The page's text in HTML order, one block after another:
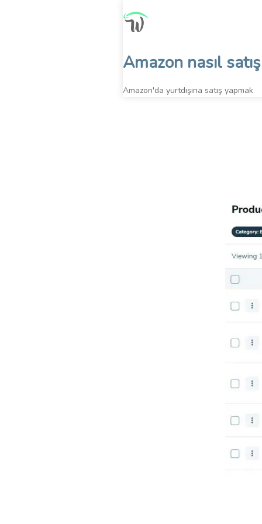
Skip
to
Amazon nasıl satış
Amazon'da yurtdışına satış yapmak